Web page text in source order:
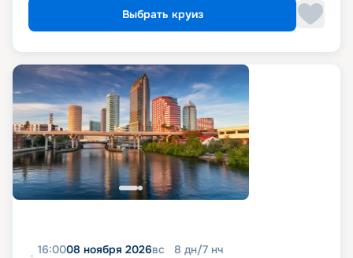
Выбрать круиз
16:0008 ноября 2026вс 8 дн/7 нч